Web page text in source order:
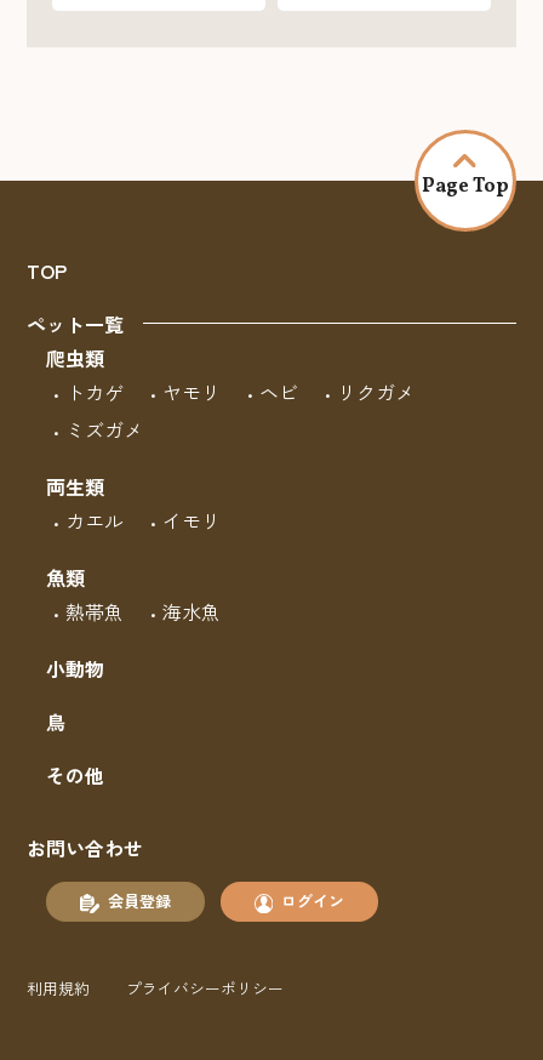
TOP
ペット一覧
爬虫類
トカゲ
ヤモリ ヘビ
リクガメ
ミズガメ
両生類
カエル
イモリ
魚類
熱帯魚
海水魚
小動物
鳥
その他
お問い合わせ
会員登録 ログイン
利用規約 プライバシーポリシー
Page Top